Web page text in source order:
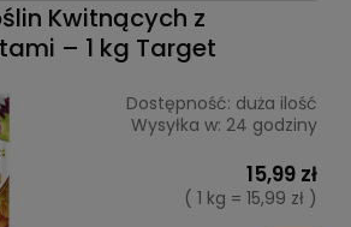
Kwitnących z
– 1 kg Target
Dostępność: duża ilość
Wysyłka w: 24 godziny
15,99 zł
( 1 kg = 15,99 zł )